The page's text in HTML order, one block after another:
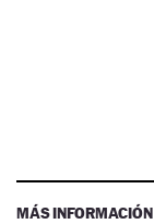
MÁS INFORMACIÓN